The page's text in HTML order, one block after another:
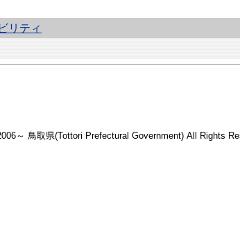
リティ
～ 鳥取県(Tottori Prefectural Government) All Rights